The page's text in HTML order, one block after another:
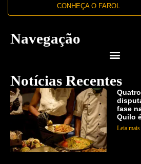
CONHEÇA O FAROL
Navegação
Notícias Recentes
fase
Quilo
Leia mais